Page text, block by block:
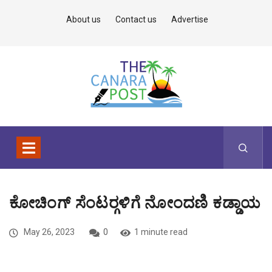
About us Contact us Advertise
ಕೋಚಿಂಗ್ ಸೆಂಟರ್‍ಗಳಿಗೆ ನೋಂದಣಿ ಕಡ್ಡಾಯ
May 26, 2023 0 1 minute read